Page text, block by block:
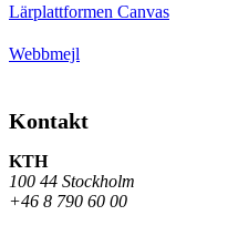
Lärplattformen Canvas
Webbmejl
Kontakt
KTH
100 44 Stockholm
+46 8 790 60 00